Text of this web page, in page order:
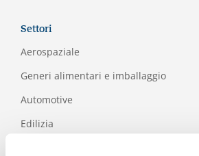
Settori
Aerospaziale
Generi alimentari e imballaggio
Automotive
Edilizia